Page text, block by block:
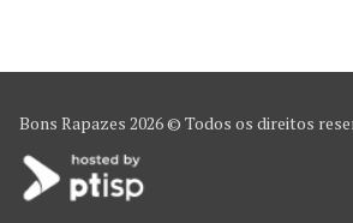
Bons Rapazes 2026 © Todos os direitos